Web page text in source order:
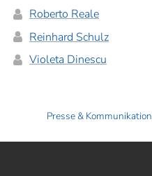
Roberto Reale
Reinhard Schulz
Violeta Dinescu
Presse & Kommunikation